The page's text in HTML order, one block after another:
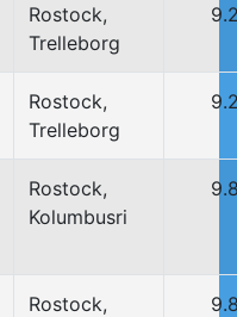
Rostock,
Trelleborg
Rostock,
Trelleborg
Rostock,
Kolumbusri
Rostock,